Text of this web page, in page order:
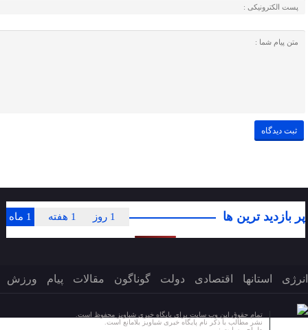
پر بازدید ترین ها 1 ماه 1 هفته 1 روز
انرژی استانها اقتصادی دولت گوناگون مقالات پیام ورزش
تمام حقوق این وب سایت برای پایگاه خبری شباویز محفوظ است.
نشر مطالب با ذکر نام پایگاه خبری شباویز بلامانع است.